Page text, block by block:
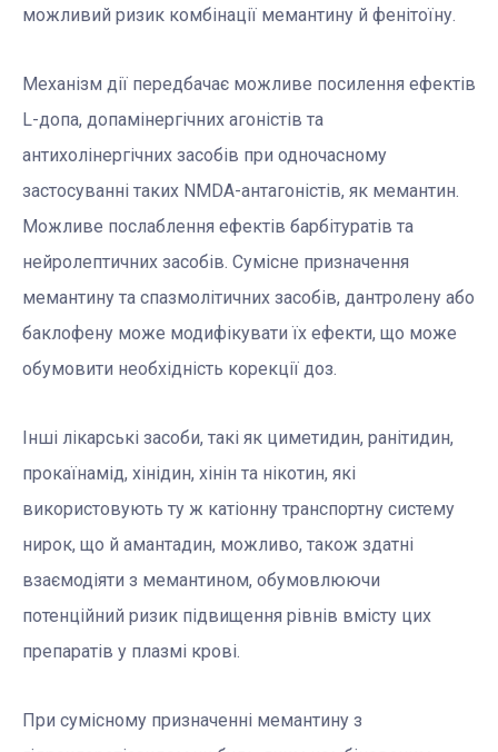
можливий ризик комбінації мемантину й фенітоїну.
Механізм дії передбачає можливе посилення ефектів
L-допа, допамінергічних агоністів та
антихолінергічних засобів при одночасному
застосуванні таких NMDA-антагоністів, як мемантин.
Можливе послаблення ефектів барбітуратів та
нейролептичних засобів. Сумісне призначення
мемантину та спазмолітичних засобів, дантролену або
баклофену може модифікувати їх ефекти, що може
обумовити необхідність корекції доз.
Інші лікарські засоби, такі як циметидин, ранітидин,
прокаїнамід, хінідин, хінін та нікотин, які
використовують ту ж катіонну транспортну систему
нирок, що й амантадин, можливо, також здатні
взаємодіяти з мемантином, обумовлюючи
потенційний ризик підвищення рівнів вмісту цих
препаратів у плазмі крові.
При сумісному призначенні мемантину з